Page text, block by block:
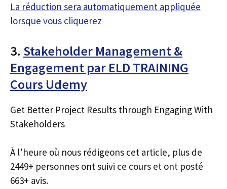
La réduction sera automatiquement appliquée
lorsque vous cliquerez
3. Stakeholder Management &
Engagement par ELD TRAINING
Cours Udemy
Get Better Project Results through Engaging With
Stakeholders
À l’heure où nous rédigeons cet article, plus de
2449+ personnes ont suivi ce cours et ont posté
663+ avis.